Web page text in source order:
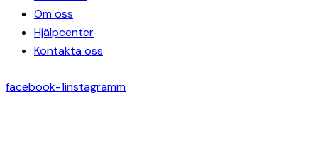
Om oss
Hjälpcenter
Kontakta oss
facebook-1instagramm